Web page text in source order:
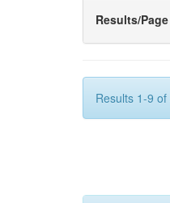
Results/Page
Results 1-9